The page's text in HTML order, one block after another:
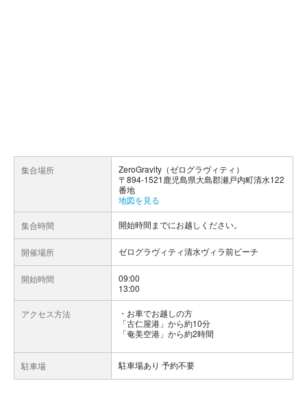
集合場所
ZeroGravity（ゼログラヴィティ）
〒894-1521鹿児島県大島郡瀬戸内町清水122
番地
地図を見る
集合時間 開始時間までにお越しください。
開催場所 ゼログラヴィティ清水ヴィラ前ビーチ
開始時間
09:00
13:00
アクセス方法
お車でお越しの方
「古仁屋港」から約10分
「奄美空港」から約2時間
駐車場 駐車場あり 予約不要